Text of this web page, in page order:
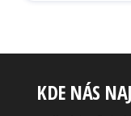
KDE NÁS